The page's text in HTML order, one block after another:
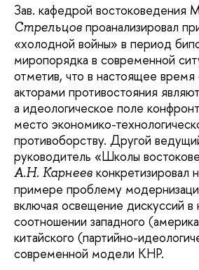
Зав. кафедрой
Стрельцов проанализировал
«холодной войны» в период
миропорядка в современной
отметив, что в настоящее
акторами противостояния
а идеологическое поле
место экономико-
противоборству. Другой
руководитель «Школы
А.Н. Карнеев конкретизировал
примере проблему
включая освещение дискуссий
соотношении западного
китайского (партийно-
современной модели КНР.